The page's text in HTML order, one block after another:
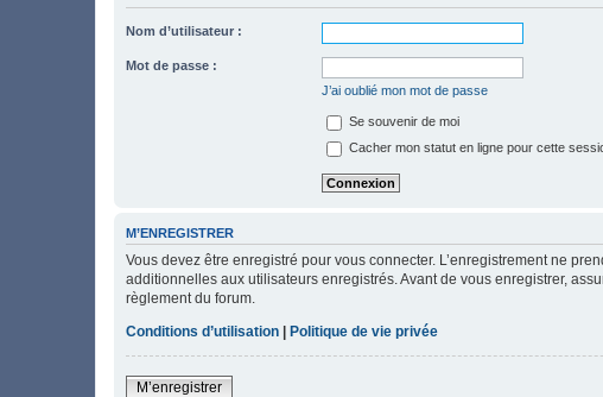
Nom d’utilisateur :
Mot de passe :
J’ai oublié mon mot de passe
Se souvenir de moi
Cacher mon statut en ligne pour cette
M’ENREGISTRER
Vous devez être enregistré pour vous connecter. L’enregistrement ne
additionnelles aux utilisateurs enregistrés. Avant de vous enregistrer,
règlement du forum.
Conditions d’utilisation
Politique de vie privée
M’enregistrer